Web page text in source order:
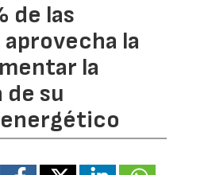
de las
la
la
su